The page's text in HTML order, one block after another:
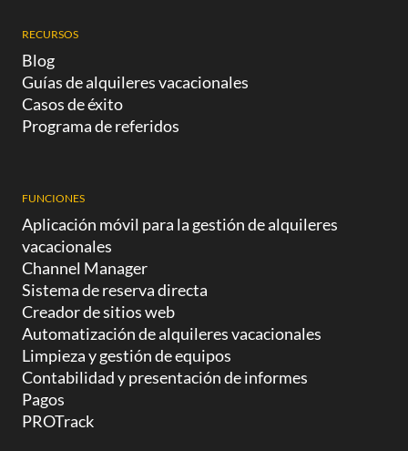
RECURSOS
Blog
Guías de alquileres vacacionales
Casos de éxito
Programa de referidos
FUNCIONES
Aplicación móvil para la gestión de alquileres
vacacionales
Channel Manager
Sistema de reserva directa
Creador de sitios web
Automatización de alquileres vacacionales
Limpieza y gestión de equipos
Contabilidad y presentación de informes
Pagos
PROTrack